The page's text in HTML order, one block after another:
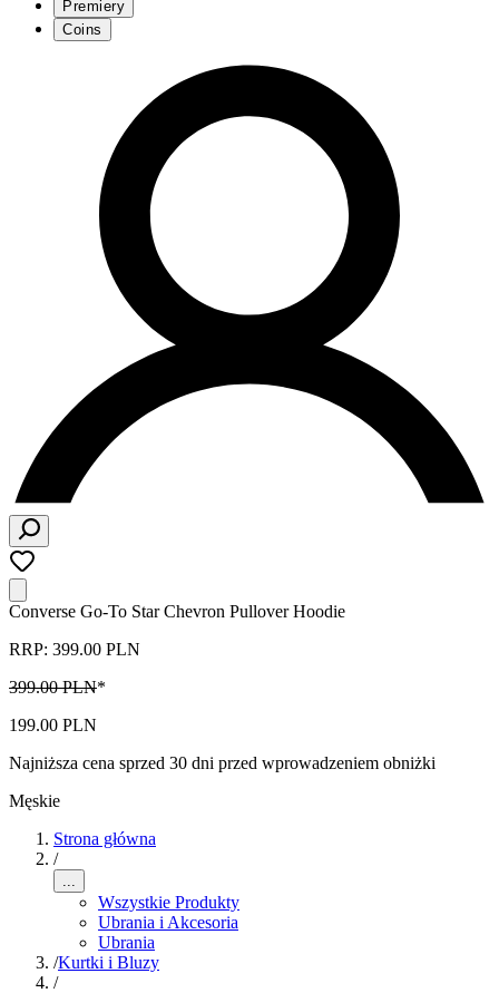
Premiery
Coins
Converse Go-To Star Chevron Pullover Hoodie
RRP: 399.00 PLN
399.00 PLN*
199.00 PLN
Najniższa cena sprzed 30 dni przed wprowadzeniem obniżki
Męskie
Strona główna
/
...
Wszystkie Produkty
Ubrania i Akcesoria
Ubrania
/Kurtki i Bluzy
/